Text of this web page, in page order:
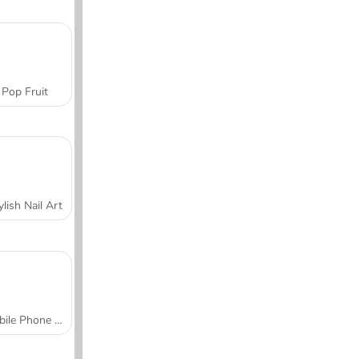
Pop Fruit
Nail Art
Mobile Phone Case Design & DIY